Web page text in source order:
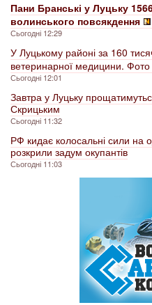
Пани Бранські у Луцьку
волинського повсякдення
Сьогодні 12:29
У Луцькому районі за 160
ветеринарної медицини. Фото
Сьогодні 12:01
Завтра у Луцьку
Скрицьким
Сьогодні 11:32
РФ кидає колосальні сили на
розкрили задум окупантів
Сьогодні 11:03